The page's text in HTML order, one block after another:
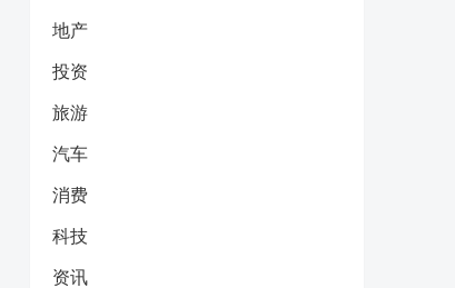
地产
投资
旅游
汽车
消费
科技
资讯